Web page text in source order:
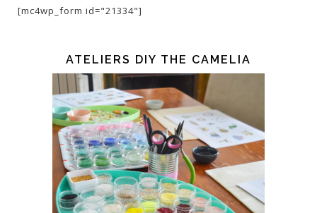
[mc4wp_form id="21334"]
ATELIERS DIY THE CAMELIA